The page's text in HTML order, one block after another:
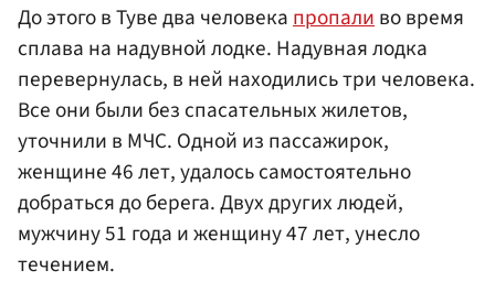
До этого в Туве два человекапропаливо время
сплава на надувной лодке. Надувная лодка
перевернулась, в ней находились три человека.
Все они были без спасательных жилетов,
уточнили в МЧС. Одной из пассажирок,
женщине 46 лет, удалось самостоятельно
добраться до берега. Двух других людей,
мужчину 51 года и женщину 47 лет, унесло
течением.